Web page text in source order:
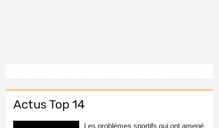
Actus Top 14
Les problèmes sportifs qui ont amené